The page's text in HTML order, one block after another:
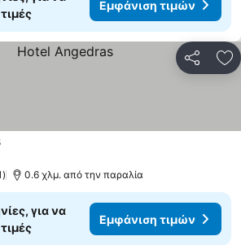
Εμφάνιση τιμών
Εμφάνιση τιμών
0.6 χλμ. από την παραλία
για να
Εμφάνιση τιμών